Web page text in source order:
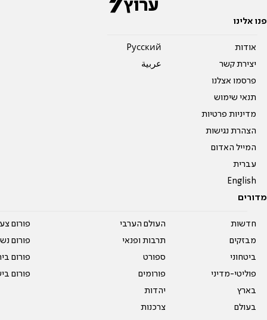
פנו אלינו
אודות
יצירת קשר
פרסמו אצלנו
תנאי שימוש
מדיניות פרטיות
הצהרת נגישות
המייל האדום
עברית
English
Pусский
عربية
מדורים
חדשות
מבזקים
ביטחוני
פוליטי-מדיני
בארץ
בעולם
העולם הערבי
תרבות ופנאי
ספורט
פורומים
יהדות
צרכנות
פורום
פורום
פורום
פורום